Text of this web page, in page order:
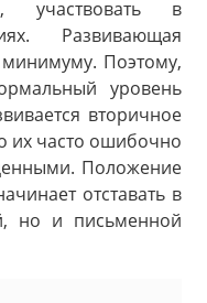
участвовать в
Развивающая
Поэтому,
уровень
вторичное
их часто ошибочно
Положение
отставать в
но и письменной